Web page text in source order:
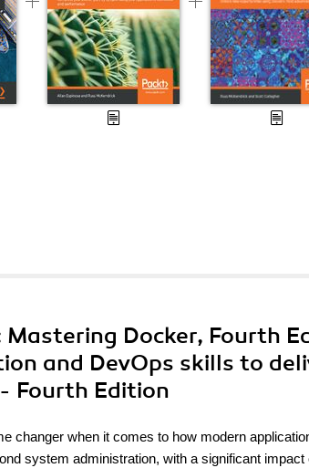
Mastering Docker, Fourth
and DevOps skills to
Fourth Edition
changer when it comes to how modern
system administration, with a significant